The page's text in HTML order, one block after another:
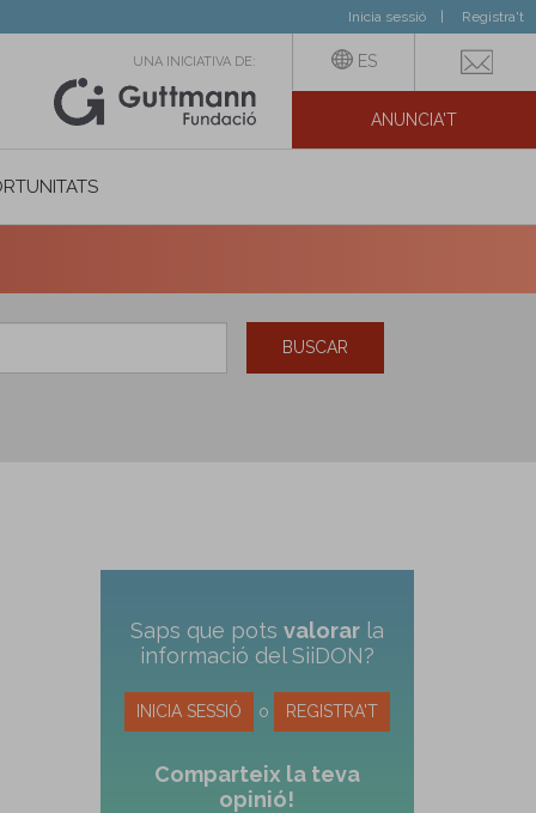
Inicia sessió Registra't
UNA INICIATIVA DE: ES
ANUNCIA'T
BUSCAR
Saps que pots valorarla
informació del SiiDON?
INICIA SESSIÓ o REGISTRA'T
Comparteix la teva
opinió!